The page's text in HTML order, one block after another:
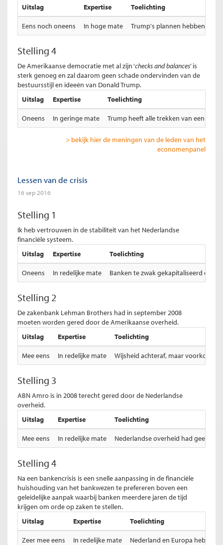
Uitslag Expertise Toelichting
Eens noch oneens In hoge mate Trump's plannen hebben op
Stelling 4
De Amerikaanse democratie met al zijn ‘checks and balances’ is
sterk genoeg en zal daarom geen schade ondervinden van de
bestuursstijl en ideeën van Donald Trump.
Uitslag
Expertise Toelichting
Oneens In geringe mate Trump heeft alle trekken van een
> bekijk hier de meningen van de leden van het
economenpanel
Lessen van de crisis
16 sep 2016
Stelling 1
Ik heb vertrouwen in de stabiliteit van het Nederlandse
financiële systeem.
Uitslag
Expertise Toelichting
Oneens In redelijke mate Banken te zwak gekapitaliseerd en
Stelling 2
De zakenbank Lehman Brothers had in september 2008
moeten worden gered door de Amerikaanse overheid.
Uitslag
Expertise Toelichting
Mee eens In redelijke mate Wijsheid achteraf, maar
Stelling 3
ABN Amro is in 2008 terecht gered door de Nederlandse
overheid.
Uitslag
Expertise Toelichting
Mee eens In redelijke mate Nederlandse overheid had geen
Stelling 4
Na een bankencrisis is een snelle aanpassing in de financiële
huishouding van het bankwezen te prefereren boven een
geleidelijke aanpak waarbij banken meerdere jaren de tijd
krijgen om orde op zaken te stellen.
Uitslag
Expertise Toelichting
Zeer mee eens In redelijke mate Nederland en Europa hebben